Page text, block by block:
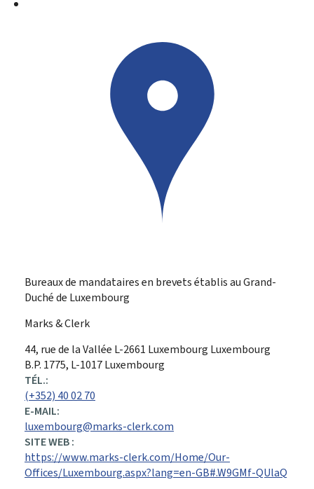
Bureaux de mandataires en brevets établis au Grand-
Duché de Luxembourg
Marks & Clerk
ADRESSE
:
44, rue de la Vallée L-2661 Luxembourg Luxembourg
B.P. 1775, L-1017 Luxembourg
TÉL.:
(+352) 40 02 70
E-MAIL:
luxembourg@marks-clerk.com
SITE WEB :
https://www.marks-clerk.com/Home/Our-
Offices/Luxembourg.aspx?lang=en-GB#.W9GMf-QUlaQ